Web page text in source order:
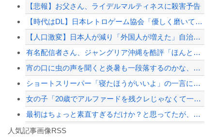
高配当をうたった「みんなで大家さん」→実態は2881億円の債務超過
【速報】外人の医療費未払いが多すぎたので病院が外人の治療を断るようになってしまう
【九州名物】鶏刺し食べた医師、全身麻痺へ「死んだほうが良かった」
【配信者】「金バエ」のSNS更新が1週間途絶え、様々な憶測が飛び交う。1週間ぶり...
【緊急速報】NYで警官が黒人男性の首を絞め、暴動第二波不可避へ
Powered by livedoor 相互RSS
【悲報】お父さん、ライデルマルティネスに殺害予告
【時代はDL】日本レトロゲーム協会「優しく磨いていたのにCDソフトが割れてしまっ...
【人口激変】日本人が減り「外国人が増えた」自治体ランキング、1位大阪市 2位横浜...
有名配信者さん、ジャングリア沖縄を酷評「ほんとーにおもんない！カス！」→炎上→逆...
宵の口に虫の声を聞くと炎暑も一段落するのかな、とちょっとホッとする
ショートスリーパー「寝たほうがいいよ」の一言にブチギレｗｗｗｗｗ （※動画あり）
女の子「20歳でアルファードを残クレじゃなくて一括で買えちゃう私って素敵」
最初はちょっと素直すぎるだけか？と思ってたが、マウンティング癖が凄まじいと分かっ...
人気記事画像RSS